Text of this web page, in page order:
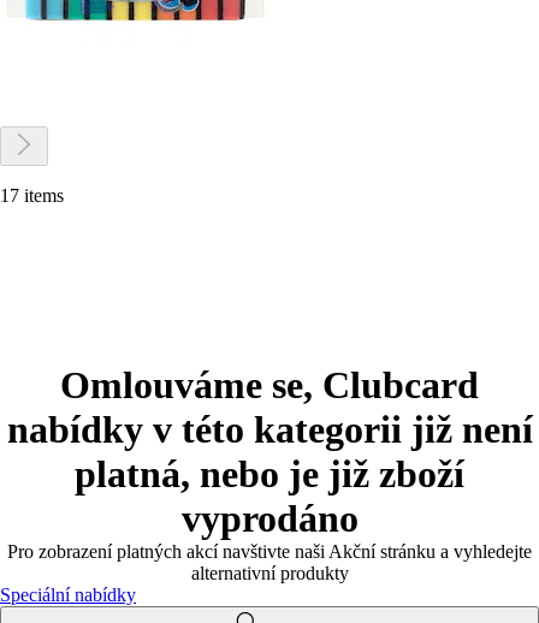
17 items
Omlouváme se, Clubcard
nabídky v této kategorii již není
platná, nebo je již zboží
vyprodáno
Pro zobrazení platných akcí navštivte naši Akční stránku a vyhledejte
alternativní produkty
Speciální nabídky